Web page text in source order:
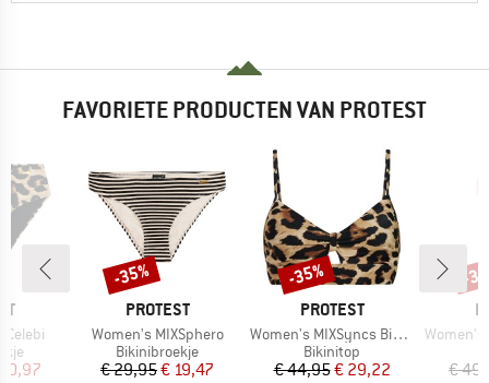
FAVORIETE PRODUCTEN VAN PROTEST
prijs
MERK
PROTEST
Artikel
Women's MIXSphero
Productgroep
Bikinibroekje
Prijs
€ 29,95Verlaagde prijs
€ 19,47
Korting
-35%
MERK
PROTEST
Artikel
Women's MIXSyncs Bikini Top
Productgroep
Bikinitop
Prijs
€ 44,95Verlaagde prijs
€ 29,22
Korting
-35%
Artikel
Women's
€
-